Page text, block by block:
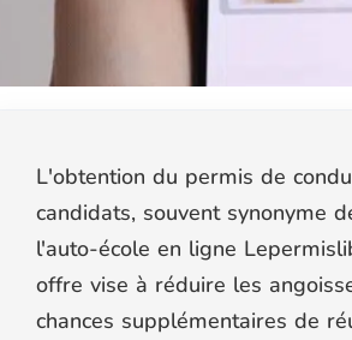
L'obtention du permis de
candidats, souvent synonyme
l'auto-école en ligne
offre vise à réduire les
chances supplémentaires de